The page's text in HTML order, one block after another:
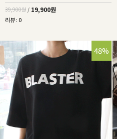
39,900원 / 19,900원
리뷰 : 0
48%